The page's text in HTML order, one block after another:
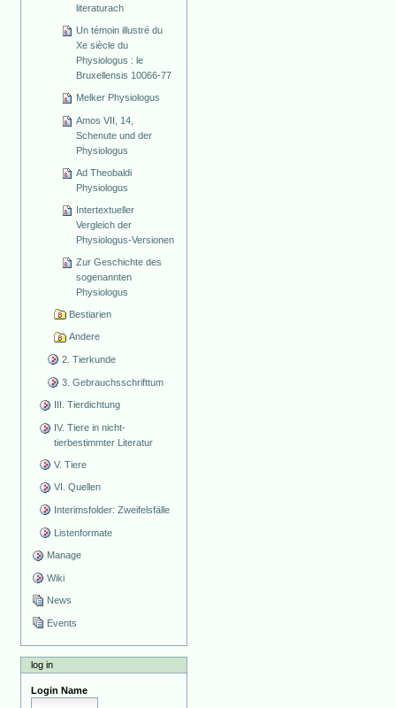
literaturach
Un témoin illustré du
Xe siècle du
Physiologus : le
Bruxellensis 10066-77
Melker Physiologus
Amos VII, 14,
Schenute und der
Physiologus
Ad Theobaldi
Physiologus
Intertextueller
Vergleich der
Physiologus-Versionen
Zur Geschichte des
sogenannten
Physiologus
Bestiarien
Andere
2. Tierkunde
3. Gebrauchsschrifttum
III. Tierdichtung
IV. Tiere in nicht-
tierbestimmter Literatur
V. Tiere
VI. Quellen
Interimsfolder: Zweifelsfälle
Listenformate
Manage
Wiki
News
Events
log in
Login Name